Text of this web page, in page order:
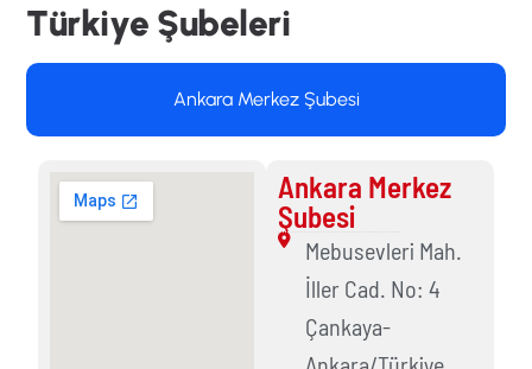
Türkiye Şubeleri
Ankara Merkez Şubesi
Ankara Merkez
Şubesi
Mebusevleri Mah.
İller Cad. No: 4
Çankaya-